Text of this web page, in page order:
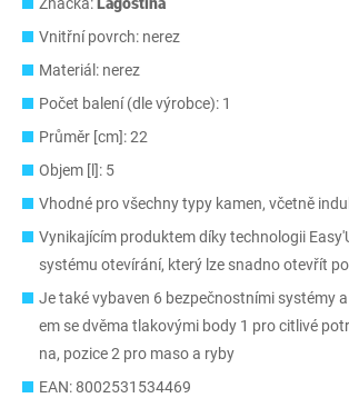
Značka:Lagostina
Vnitřní povrch: nerez
Materiál: nerez
Počet balení (dle výrobce): 1
Průměr [cm]: 22
Objem [l]: 5
Vhodné pro všechny typy kamen, včetně
Vynikajícím produktem díky technologii
systému otevírání, který lze snadno otevřít
Je také vybaven 6 bezpečnostními systémy
em se dvěma tlakovými body 1 pro citlivé
na, pozice 2 pro maso a ryby
EAN: 8002531534469